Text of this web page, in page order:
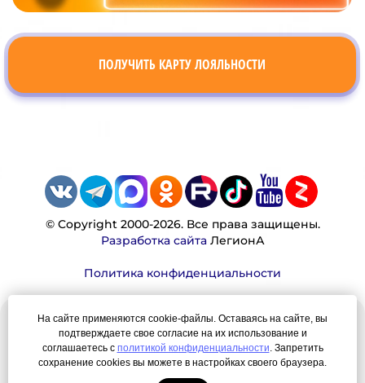
ПОЛУЧИТЬ КАРТУ ЛОЯЛЬНОСТИ
© Copyright 2000-2026. Все права защищены.
Разработка сайтаЛегионА
Политика конфиденциальности
Наша миссия:
Мы — честно, много, давно продаем вещи,
На сайте применяются cookie-файлы. Оставаясь на сайте, вы
подтверждаете свое согласие на их использование и
соглашаетесь с политикой конфиденциальности. Запретить
сохранение cookies вы можете в настройках своего браузера.